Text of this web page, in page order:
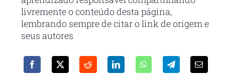
livremente o conteúdo desta página,
lembrando sempre de citar o link de origem e
seus autores